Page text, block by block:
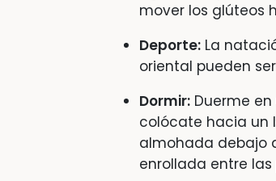
mover los glúteos
Deporte: La
oriental pueden
Dormir: Duerme
colócate hacia un
almohada debajo
enrollada entre las